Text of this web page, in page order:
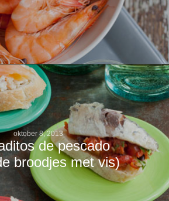
oktober 8, 2013
de pescado
broodjes met vis)